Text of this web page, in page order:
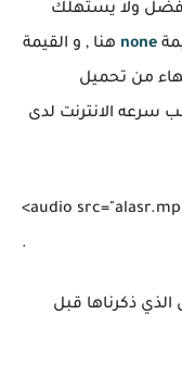
ولا يستهلك
none هنا , و القيمة
من تحميل
سرعه الانترنت لدى
<audio
ذكرناها قبل